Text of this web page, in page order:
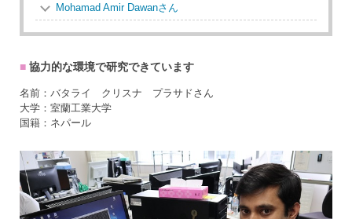
Mohamad Amir Dawanさん
協力的な環境で研究できています
名前：バタライ クリスナ プラサドさん
大学：室蘭工業大学
国籍：ネパール